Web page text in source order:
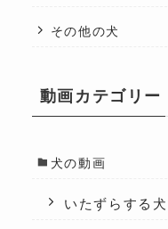
その他の犬
動画カテゴリー
犬の動画
いたずらする犬